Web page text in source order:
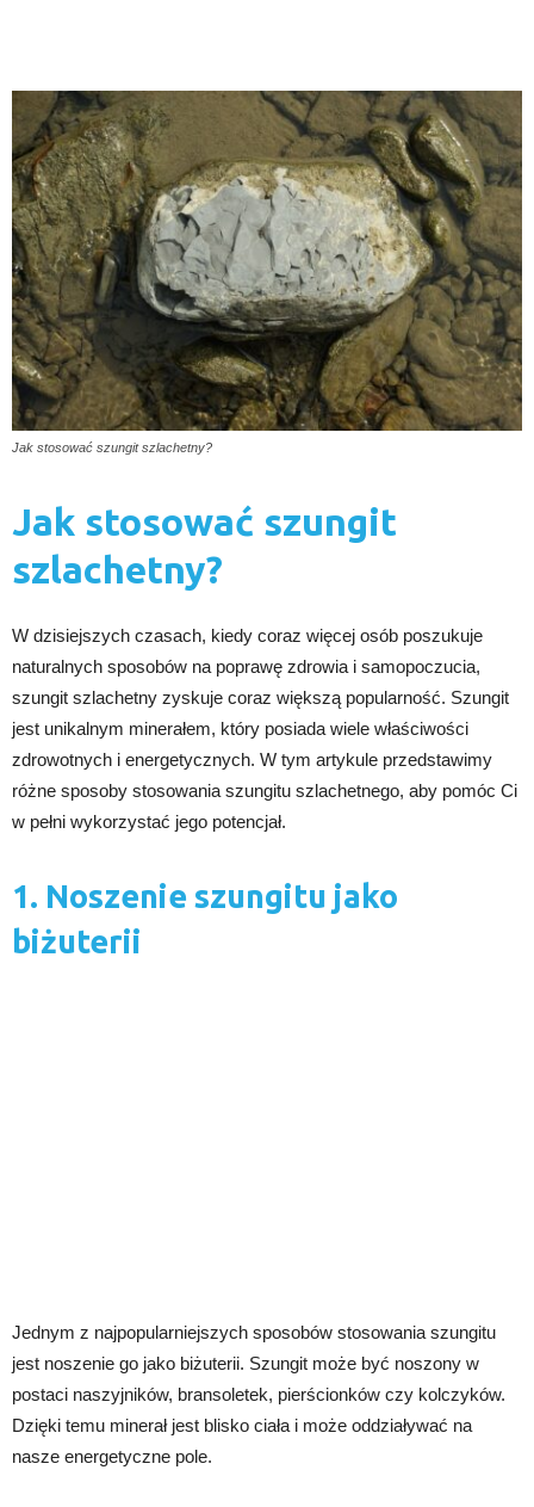
Jak stosować szungit szlachetny?
Jak stosować szungit
szlachetny?
W dzisiejszych czasach, kiedy coraz więcej osób poszukuje
naturalnych sposobów na poprawę zdrowia i samopoczucia,
szungit szlachetny zyskuje coraz większą popularność. Szungit
jest unikalnym minerałem, który posiada wiele właściwości
zdrowotnych i energetycznych. W tym artykule przedstawimy
różne sposoby stosowania szungitu szlachetnego, aby pomóc Ci
w pełni wykorzystać jego potencjał.
1. Noszenie szungitu jako
biżuterii
Jednym z najpopularniejszych sposobów stosowania szungitu
jest noszenie go jako biżuterii. Szungit może być noszony w
postaci naszyjników, bransoletek, pierścionków czy kolczyków.
Dzięki temu minerał jest blisko ciała i może oddziaływać na
nasze energetyczne pole.